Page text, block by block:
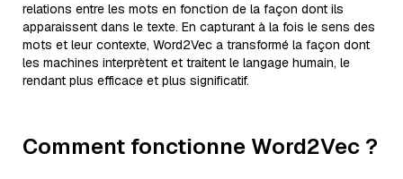
relations entre les mots en fonction de la façon dont ils
apparaissent dans le texte. En capturant à la fois le sens des
mots et leur contexte, Word2Vec a transformé la façon dont
les machines interprètent et traitent le langage humain, le
rendant plus efficace et plus significatif.
Comment fonctionne Word2Vec ?